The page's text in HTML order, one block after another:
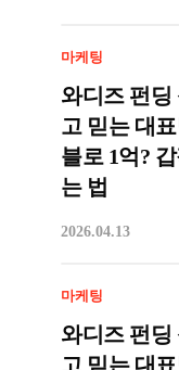
마케팅
와디즈 펀딩
고 믿는 대
블로 1억?
는 법
2026.04.13
마케팅
와디즈 펀딩
고 믿는 대